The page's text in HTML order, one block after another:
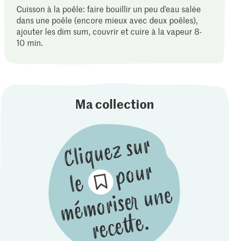
Cuisson à la poêle: faire bouillir un peu d’eau salée
dans une poêle (encore mieux avec deux poêles),
ajouter les dim sum, couvrir et cuire à la vapeur 8-
10 min.
Ma collection